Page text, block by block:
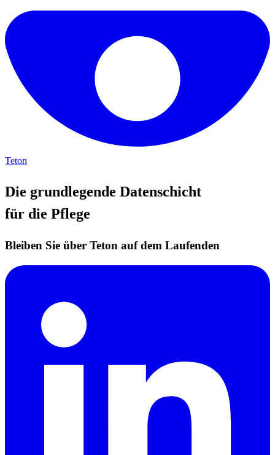
Teton
Die grundlegende Datenschicht
für die Pflege
Bleiben Sie über Teton auf dem Laufenden